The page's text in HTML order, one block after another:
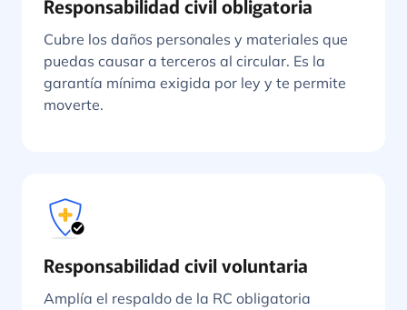
Responsabilidad civil obligatoria
Cubre los daños personales y materiales que
puedas causar a terceros al circular. Es la
garantía mínima exigida por ley y te permite
moverte.
Responsabilidad civil voluntaria
Amplía el respaldo de la RC obligatoria